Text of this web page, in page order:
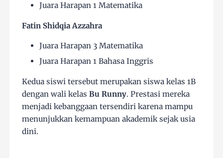
Juara Harapan 1 Matematika
Fatin Shidqia Azzahra
Juara Harapan 3 Matematika
Juara Harapan 1 Bahasa Inggris
Kedua siswi tersebut merupakan siswa kelas 1B
dengan wali kelasBu Runny. Prestasi mereka
menjadi kebanggaan tersendiri karena mampu
menunjukkan kemampuan akademik sejak usia
dini.